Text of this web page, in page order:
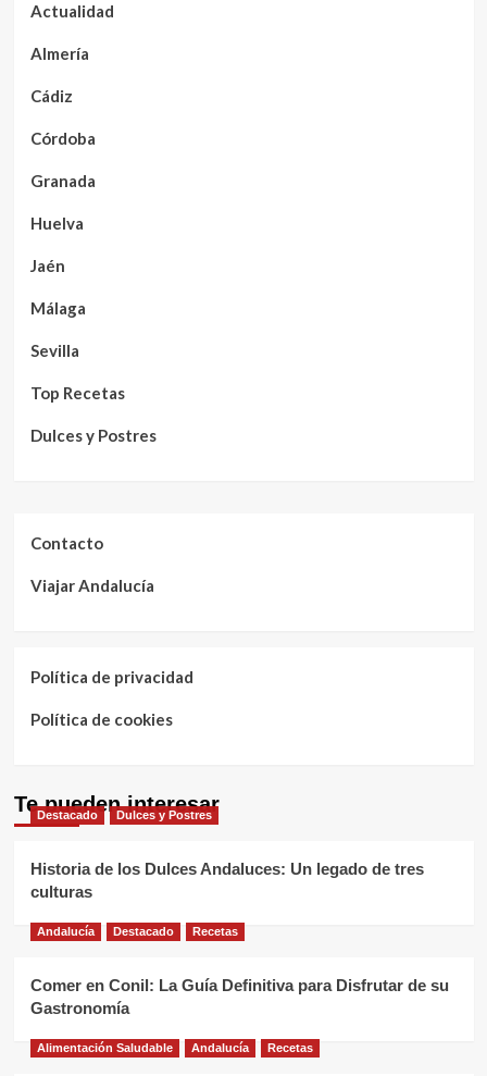
Actualidad
Almería
Cádiz
Córdoba
Granada
Huelva
Jaén
Málaga
Sevilla
Top Recetas
Dulces y Postres
Contacto
Viajar Andalucía
Política de privacidad
Política de cookies
Te pueden interesar
Destacado Dulces y Postres
Historia de los Dulces Andaluces: Un legado de tres
culturas
Andalucía Destacado Recetas
Comer en Conil: La Guía Definitiva para Disfrutar de su
Gastronomía
Alimentación Saludable Andalucía Recetas